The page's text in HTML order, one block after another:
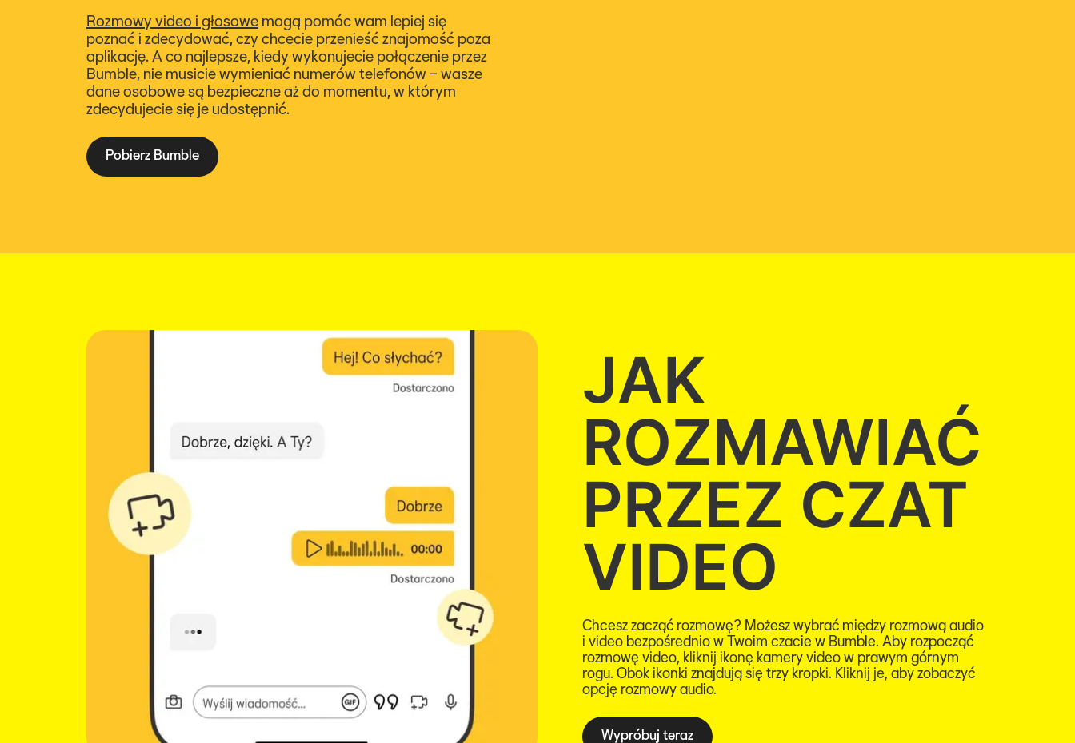
Rozmowy video i głosowe mogą pomóc wam lepiej się
poznać i zdecydować, czy chcecie przenieść znajomość poza
aplikację. A co najlepsze, kiedy wykonujecie połączenie przez
Bumble, nie musicie wymieniać numerów telefonów – wasze
dane osobowe są bezpieczne aż do momentu, w którym
zdecydujecie się je udostępnić.
Pobierz Bumble
JAK
ROZMAWIAĆ
PRZEZ CZAT
VIDEO
Chcesz zacząć rozmowę? Możesz wybrać między rozmową audio
i video bezpośrednio w Twoim czacie w Bumble. Aby rozpocząć
rozmowę video, kliknij ikonę kamery video w prawym górnym
rogu. Obok ikonki znajdują się trzy kropki. Kliknij je, aby zobaczyć
opcję rozmowy audio.
Wypróbuj teraz